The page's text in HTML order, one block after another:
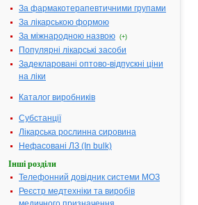
За фармакотерапевтичними групами
За лікарською формою
За міжнародною назвою (+)
Популярні лікарські засоби
Задекларовані оптово-відпускні ціни
на ліки
Каталог виробників
Субстанції
Лікарська рослинна сировина
Нефасовані ЛЗ (In bulk)
Інші розділи
Телефонний довідник системи МОЗ
Реєстр медтехніки та виробів